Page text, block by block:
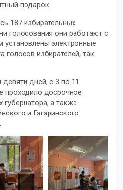
подарок.
187 избирательных
голосования они работают с
установлены электронные
голосов избирателей, так
дней, с 3 по 11
проходило досрочное
губернатора, а также
и Гагаринского